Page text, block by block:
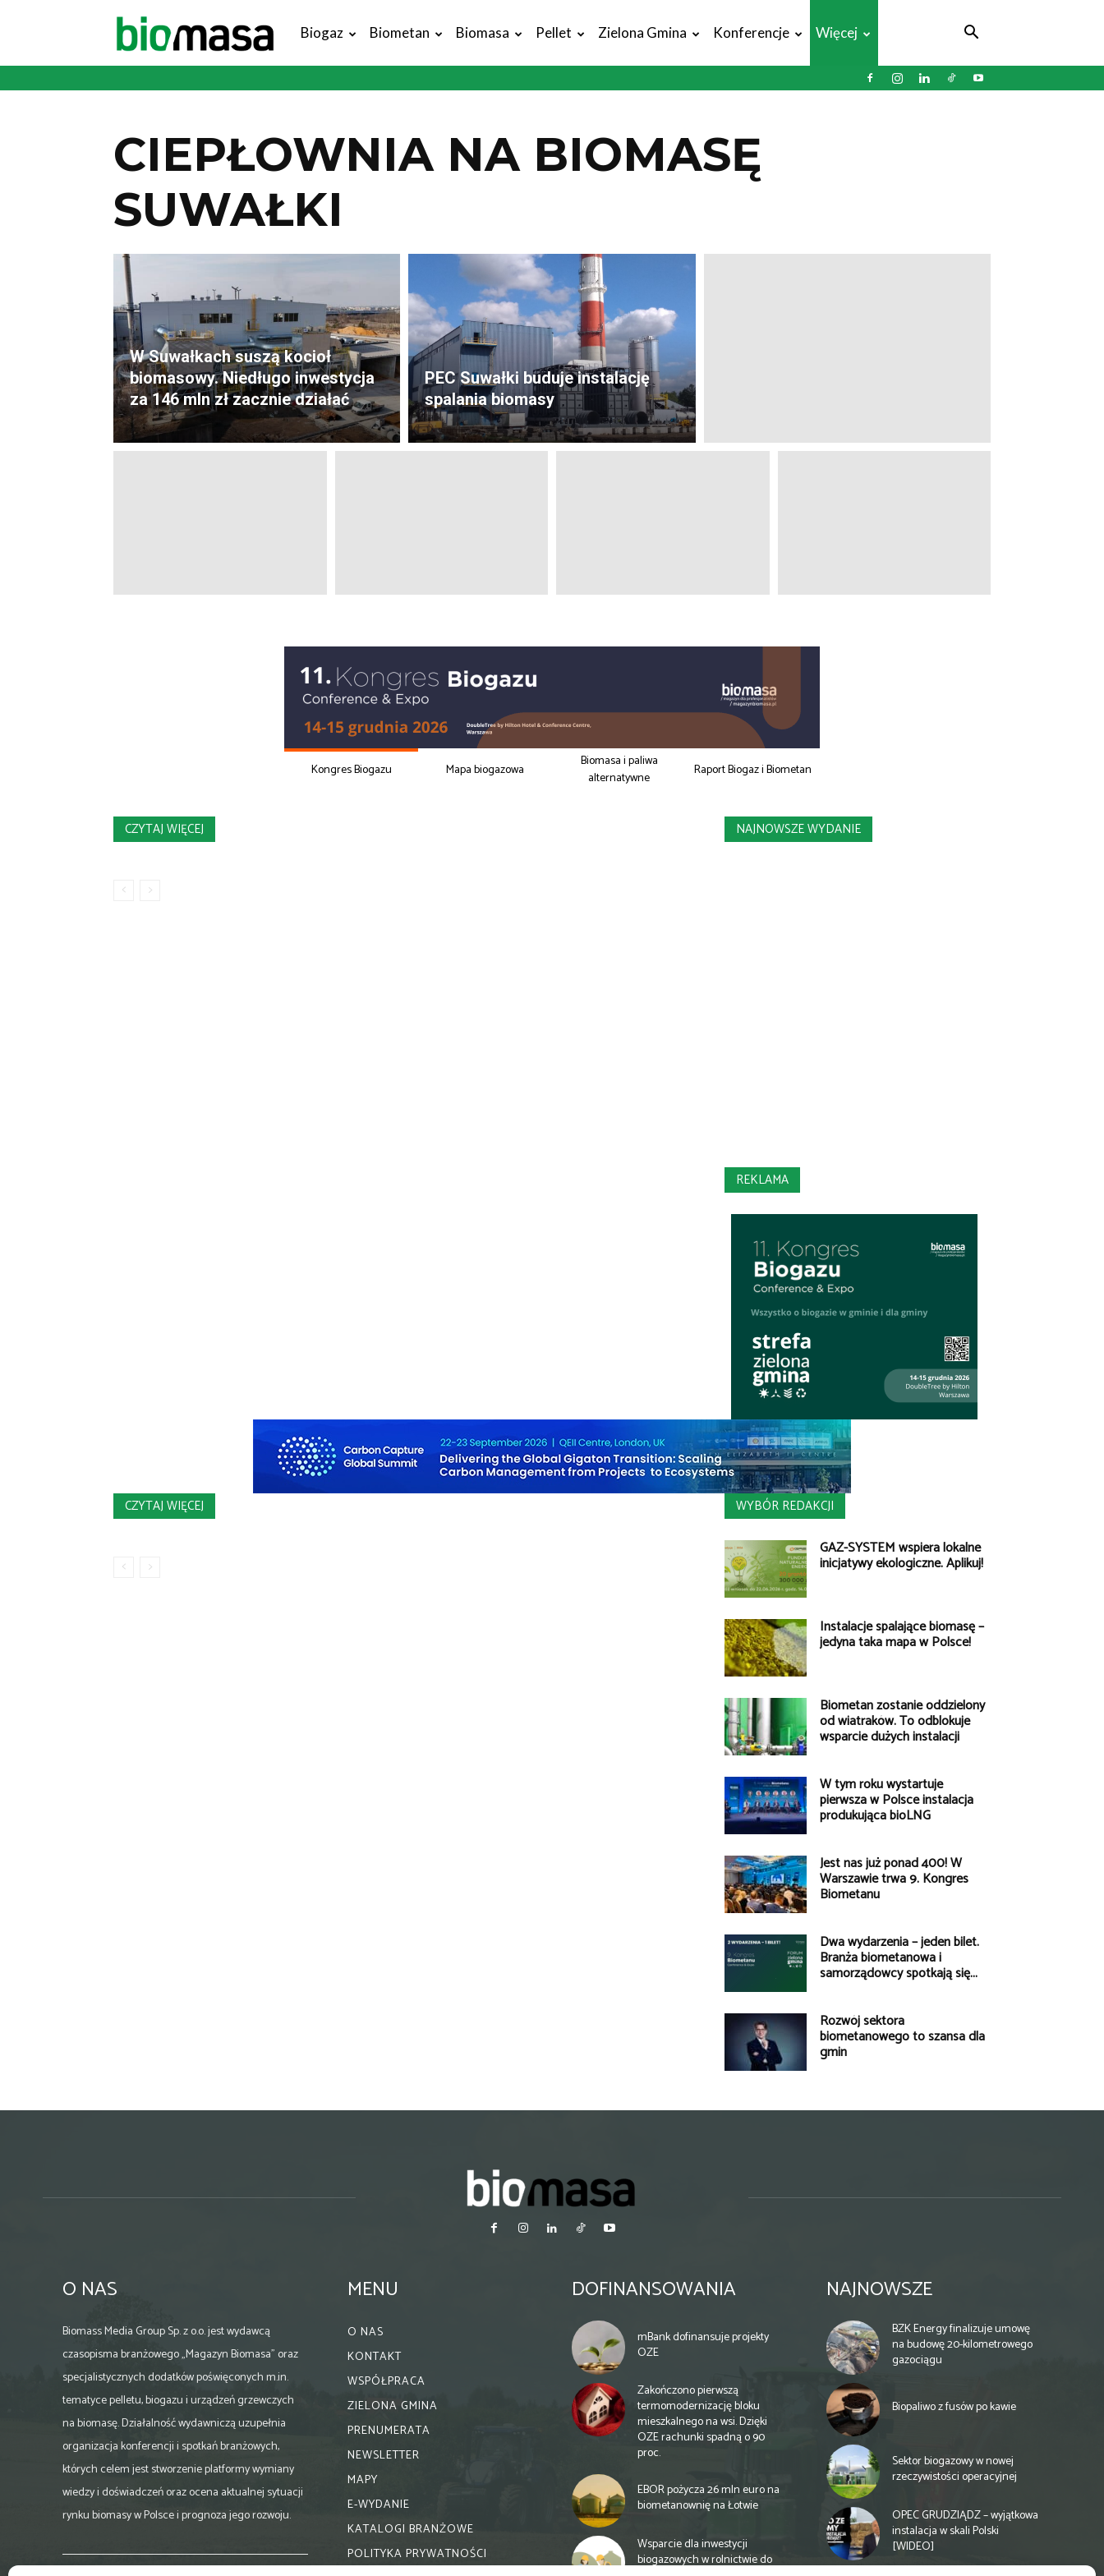
Magazyn
Biogaz Biometan Biomasa Pellet Zielona Gmina Konferencje Więcej
CIEPŁOWNIA NA BIOMASĘ
SUWAŁKI
W Suwałkach suszą kocioł
biomasowy. Niedługo inwestycja
za 146 mln zł zacznie działać
PEC Suwałki buduje instalację
spalania biomasy
Kongres Biogazu Mapa biogazowa
Biomasa i paliwa
alternatywne
Raport Biogaz i Biometan
CZYTAJ WIĘCEJ NAJNOWSZE WYDANIE
REKLAMA
CZYTAJ WIĘCEJ WYBÓR REDAKCJI
GAZ-SYSTEM wspiera lokalne
inicjatywy ekologiczne. Aplikuj!
Instalacje spalające biomasę –
jedyna taka mapa w Polsce!
Biometan zostanie oddzielony
od wiatraków. To odblokuje
wsparcie dużych instalacji
W tym roku wystartuje
pierwsza w Polsce instalacja
produkująca bioLNG
Jest nas już ponad 400! W
Warszawie trwa 9. Kongres
Biometanu
Dwa wydarzenia – jeden bilet.
Branża biometanowa i
samorządowcy spotkają się...
Rozwój sektora
biometanowego to szansa dla
gmin
O NAS
Biomass Media Group Sp. z o.o. jest wydawcą
czasopisma branżowego „Magazyn Biomasa” oraz
specjalistycznych dodatków poświęconych m.in.
tematyce pelletu, biogazu i urządzeń grzewczych
na biomasę. Działalność wydawniczą uzupełnia
organizacja konferencji i spotkań branżowych,
których celem jest stworzenie platformy wymiany
wiedzy i doświadczeń oraz ocena aktualnej sytuacji
rynku biomasy w Polsce i prognoza jego rozwoju.
MENU
O NAS
KONTAKT
WSPÓŁPRACA
ZIELONA GMINA
PRENUMERATA
NEWSLETTER
MAPY
E-WYDANIE
KATALOGI BRANŻOWE
POLITYKA PRYWATNOŚCI
DOFINANSOWANIA
mBank dofinansuje projekty
OZE
Zakończono pierwszą
termomodernizację bloku
mieszkalnego na wsi. Dzięki
OZE rachunki spadną o 90
proc.
EBOR pożycza 26 mln euro na
biometanownię na Łotwie
Wsparcie dla inwestycji
biogazowych w rolnictwie do
NAJNOWSZE
BZK Energy finalizuje umowę
na budowę 20-kilometrowego
gazociągu
Biopaliwo z fusów po kawie
Sektor biogazowy w nowej
rzeczywistości operacyjnej
OPEC GRUDZIĄDZ – wyjątkowa
instalacja w skali Polski
[WIDEO]